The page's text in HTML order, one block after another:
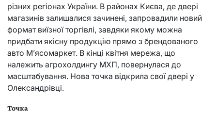
різних регіонах України. В районах Києва, де двері
магазинів залишалися зачинені, запровадили новий
формат виїзної торгівлі, завдяки якому можна
придбати якісну продукцію прямо з брендованого
авто М’ясомаркет. В кінці квітня мережа, що
належить агрохолдингу МХП, повернулася до
масштабування. Нова точка відкрила свої двері у
Олександрівці.
Точка